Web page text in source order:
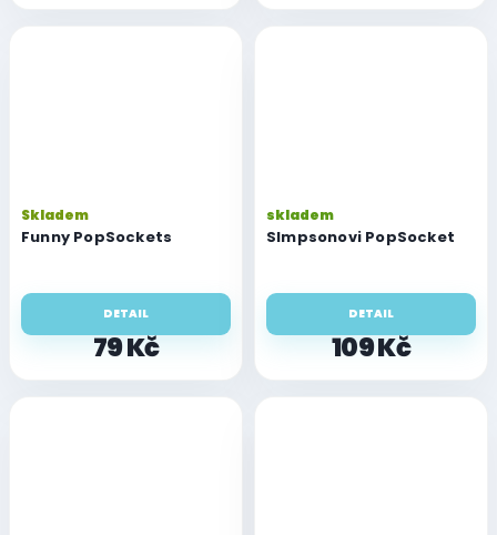
Funny PopSockets
Skladem
79 Kč
DETAIL
SImpsonovi PopSocket
skladem
109 Kč
DETAIL